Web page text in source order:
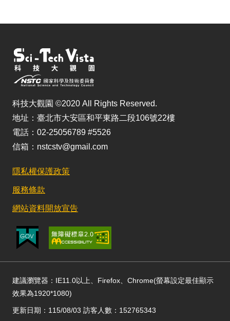
科技大觀園 ©2020 All Rights Reserved.
地址：臺北市大安區和平東路二段106號22樓
電話：02-25056789 #5526
信箱：nstcstv@gmail.com
隱私權保護政策
服務條款
網站資料開放宣告
建議瀏覽器：IE11.0以上、Firefox、Chrome(螢幕設定最佳顯示
效果為1920*1080)
更新日期：115/08/03 訪客人數：152765343